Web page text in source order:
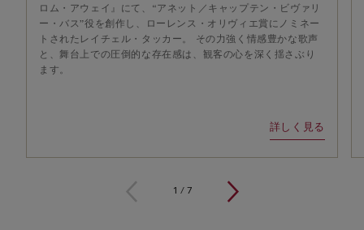
ロム・アウェイ』にて、“アネット／キャップテン・ビヴァリ
ー・バス”役を創作し、ローレンス・オリヴィエ賞にノミネー
トされたレイチェル・タッカー。 その力強く情感豊かな歌声
と、舞台上での圧倒的な存在感は、観客の心を深く揺さぶり
ます。
詳しく見る
1 / 7